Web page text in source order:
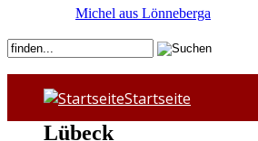
Startseite
Lübeck
Michel aus Lönneberga